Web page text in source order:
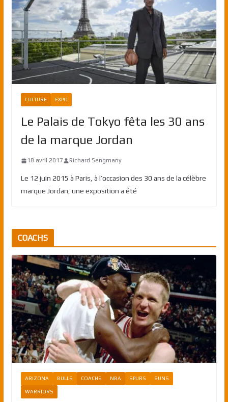
CULTURE EXPO
Le Palais de Tokyo fêta les 30 ans
de la marque Jordan
18 avril 2017 Richard Sengmany
Le 12 juin 2015 à Paris, à l’occasion des 30 ans de la célèbre
marque Jordan, une exposition a été
COACHS
ARIZONA BULLS COACHS NBA SPURS SUNS
WARRIORS